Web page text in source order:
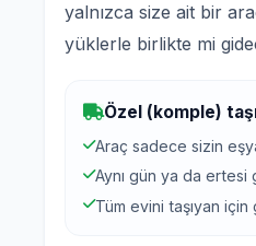
yalnızca size ait bir
yüklerle birlikte mi
Özel (komple)
Araç sadece sizin
Aynı gün ya da ertesi
Tüm evini taşıyan için